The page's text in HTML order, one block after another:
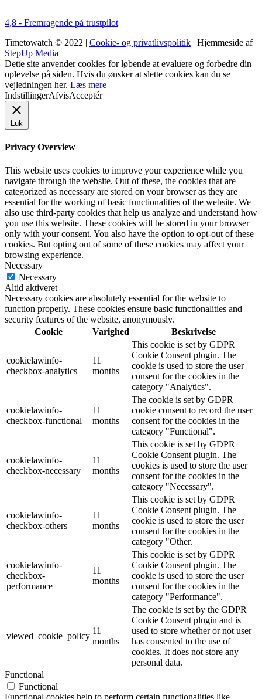
4,8 - Fremragende på trustpilot
Timetowatch © 2022 | Cookie- og privatlivspolitik | Hjemmeside af
StepUp Media
Dette site anvender cookies for løbende at evaluere og forbedre din
oplevelse på siden. Hvis du ønsker at slette cookies kan du se
vejledningen her. Læs mere
IndstillingerAfvisAcceptér
Luk
Privacy Overview
This website uses cookies to improve your experience while you
navigate through the website. Out of these, the cookies that are
categorized as necessary are stored on your browser as they are
essential for the working of basic functionalities of the website. We
also use third-party cookies that help us analyze and understand how
you use this website. These cookies will be stored in your browser
only with your consent. You also have the option to opt-out of these
cookies. But opting out of some of these cookies may affect your
browsing experience.
Necessary
Necessary
Altid aktiveret
Necessary cookies are absolutely essential for the website to
function properly. These cookies ensure basic functionalities and
security features of the website, anonymously.
Cookie
Varighed Beskrivelse
cookielawinfo-
checkbox-analytics
11
months
This cookie is set by GDPR
Cookie Consent plugin. The
cookie is used to store the user
consent for the cookies in the
category "Analytics".
cookielawinfo-
checkbox-functional
11
months
The cookie is set by GDPR
cookie consent to record the user
consent for the cookies in the
category "Functional".
cookielawinfo-
checkbox-necessary
11
months
This cookie is set by GDPR
Cookie Consent plugin. The
cookies is used to store the user
consent for the cookies in the
category "Necessary".
cookielawinfo-
checkbox-others
11
months
This cookie is set by GDPR
Cookie Consent plugin. The
cookie is used to store the user
consent for the cookies in the
category "Other.
cookielawinfo-
checkbox-
performance
11
months
This cookie is set by GDPR
Cookie Consent plugin. The
cookie is used to store the user
consent for the cookies in the
category "Performance".
viewed_cookie_policy
11
months
The cookie is set by the GDPR
Cookie Consent plugin and is
used to store whether or not user
has consented to the use of
cookies. It does not store any
personal data.
Functional
Functional
Functional cookies help to perform certain functionalities like